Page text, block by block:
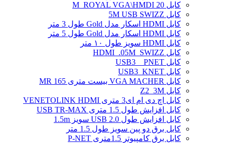
کابل 20 M_ROYAL VGA\HMDI
کابل 5M USB SWIZZ
کابل HDMI اسکار مدل Gold طول 3 متر
کابل HDMI اسکار مدل Gold طول 5 متر
کابل HDMI سویز طول ۱۰ متر
کابل HDMI_.05M_SWIZZ
کابل USB3 _ PNET
کابل USB3_KNET
کابل VGA MACHER بیست متری MR 165
کابل Z2_3M
کابل اچ دی ام ای3 متری VENETOLINK HDMI
کابل افزایش طول 1.5 متری USB TR-MAX
کابل افزایش طول USB 2.0 سویز 1.5m
کابل برق دو پین سویز طول 1.5 متر
کابل برق کامپیوتر 1.5ﻣﺘﺮی P-NET